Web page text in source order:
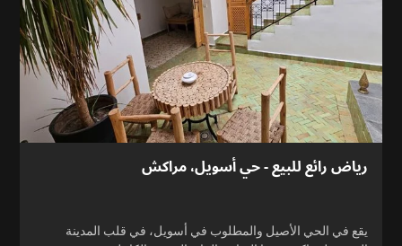
رياض رائع للبيع - حي أسويل، مراكش
يقع في الحي الأصيل والمطلوب في أسويل، في قلب المدينة